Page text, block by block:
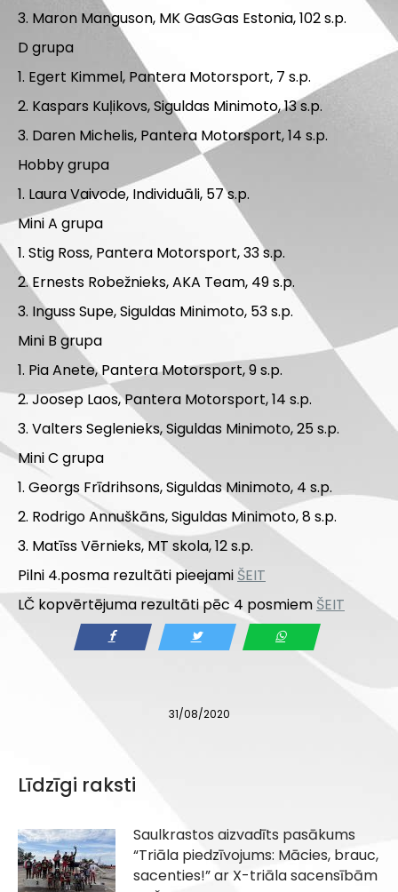
3. Maron Manguson, MK GasGas Estonia, 102 s.p.
D grupa
1. Egert Kimmel, Pantera Motorsport, 7 s.p.
2. Kaspars Kuļikovs, Siguldas Minimoto, 13 s.p.
3. Daren Michelis, Pantera Motorsport, 14 s.p.
Hobby grupa
1. Laura Vaivode, Individuāli, 57 s.p.
Mini A grupa
1. Stig Ross, Pantera Motorsport, 33 s.p.
2. Ernests Robežnieks, AKA Team, 49 s.p.
3. Inguss Supe, Siguldas Minimoto, 53 s.p.
Mini B grupa
1. Pia Anete, Pantera Motorsport, 9 s.p.
2. Joosep Laos, Pantera Motorsport, 14 s.p.
3. Valters Seglenieks, Siguldas Minimoto, 25 s.p.
Mini C grupa
1. Georgs Frīdrihsons, Siguldas Minimoto, 4 s.p.
2. Rodrigo Annuškāns, Siguldas Minimoto, 8 s.p.
3. Matīss Vērnieks, MT skola, 12 s.p.
Pilni 4.posma rezultāti pieejami ŠEIT
LČ kopvērtējuma rezultāti pēc 4 posmiem ŠEIT
31/08/2020
Līdzīgi raksti
Saulkrastos aizvadīts pasākums
“Triāla piedzīvojums: Mācies, brauc,
sacenties!” ar X-triāla sacensībām